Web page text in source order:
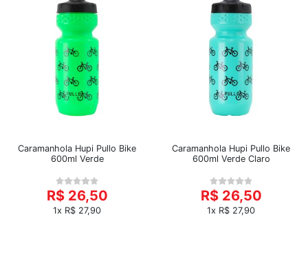
Caramanhola Hupi Pullo Bike
600ml Verde
R$ 26,50
1x R$ 27,90
Caramanhola Hupi Pullo Bike
600ml Verde Claro
R$ 26,50
1x R$ 27,90